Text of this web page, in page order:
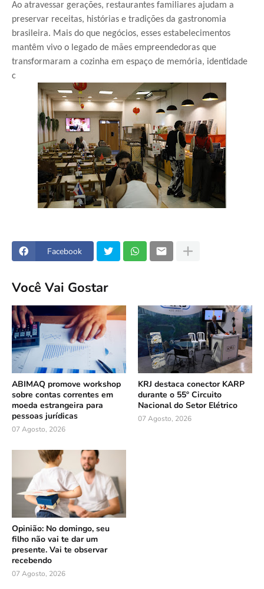
Ao atravessar gerações, restaurantes familiares ajudam a
preservar receitas, histórias e tradições da gastronomia
brasileira. Mais do que negócios, esses estabelecimentos
mantêm vivo o legado de mães empreendedoras que
transformaram a cozinha em espaço de memória, identidade
c
Facebook
Você Vai Gostar
ABIMAQ promove workshop
sobre contas correntes em
moeda estrangeira para
pessoas jurídicas
07 Agosto, 2026
KRJ destaca conector KARP
durante o 55º Circuito
Nacional do Setor Elétrico
07 Agosto, 2026
Opinião: No domingo, seu
filho não vai te dar um
presente. Vai te observar
recebendo
07 Agosto, 2026